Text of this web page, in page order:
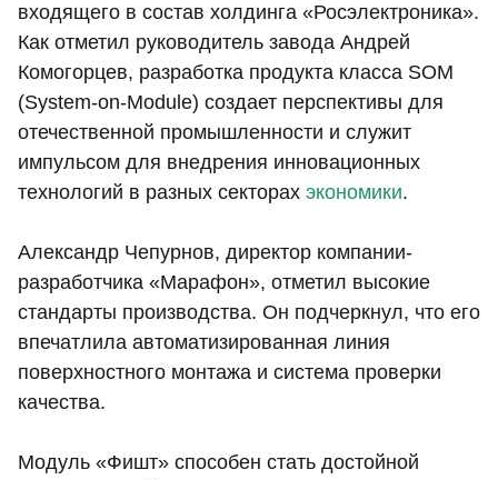
входящего в состав холдинга «Росэлектроника».
Как отметил руководитель завода Андрей
Комогорцев, разработка продукта класса SOM
(System-on-Module) создает перспективы для
отечественной промышленности и служит
импульсом для внедрения инновационных
технологий в разных секторах экономики.
Александр Чепурнов, директор компании-
разработчика «Марафон», отметил высокие
стандарты производства. Он подчеркнул, что его
впечатлила автоматизированная линия
поверхностного монтажа и система проверки
качества.
Модуль «Фишт» способен стать достойной